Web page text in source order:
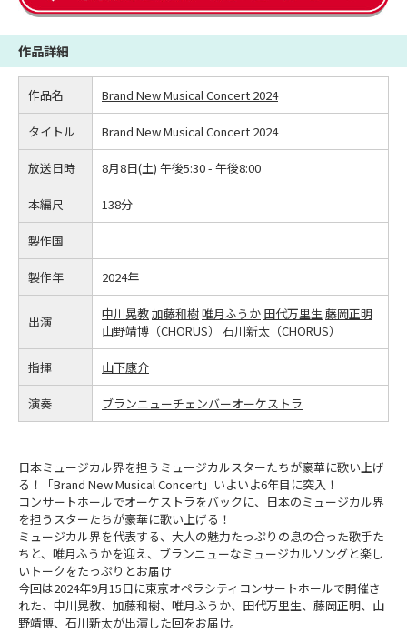
作品詳細
作品名 Brand New Musical Concert 2024
タイトル Brand New Musical Concert 2024
放送日時 8月8日(土) 午後5:30 - 午後8:00
本編尺 138分
製作国
製作年 2024年
出演 中川晃教加藤和樹唯月ふうか 田代万里生藤岡正明
山野靖博（CHORUS）
石川新太（CHORUS）
指揮 山下康介
演奏 ブランニューチェンバーオーケストラ
日本ミュージカル界を担うミュージカルスターたちが豪華に歌い上げ
る！「Brand New Musical Concert」いよいよ6年目に突入！
コンサートホールでオーケストラをバックに、日本のミュージカル界
を担うスターたちが豪華に歌い上げる！
ミュージカル界を代表する、大人の魅力たっぷりの息の合った歌手た
ちと、唯月ふうかを迎え、ブランニューなミュージカルソングと楽し
いトークをたっぷりとお届け
今回は2024年9月15日に東京オペラシティコンサートホールで開催さ
れた、中川晃教、加藤和樹、唯月ふうか、田代万里生、藤岡正明、山
野靖博、石川新太が出演した回をお届け。